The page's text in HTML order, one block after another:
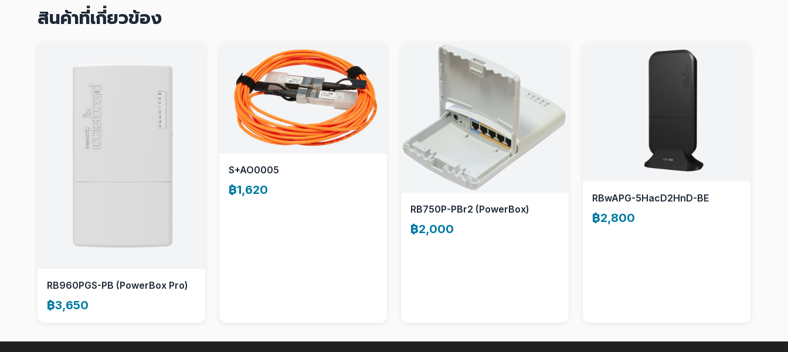
สินค้าที่เกี่ยวข้อง
RB960PGS-PB (PowerBox Pro)
฿3,650
S+AO0005
฿1,620
RB750P-PBr2 (PowerBox)
฿2,000
RBwAPG-5HacD2HnD-BE
฿2,800